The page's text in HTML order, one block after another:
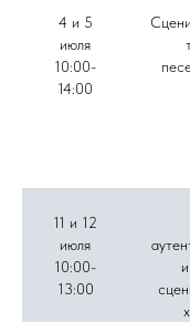
4 и 5
июля
10:00-
14:00
11 и 12
июля
10:00-
13:00